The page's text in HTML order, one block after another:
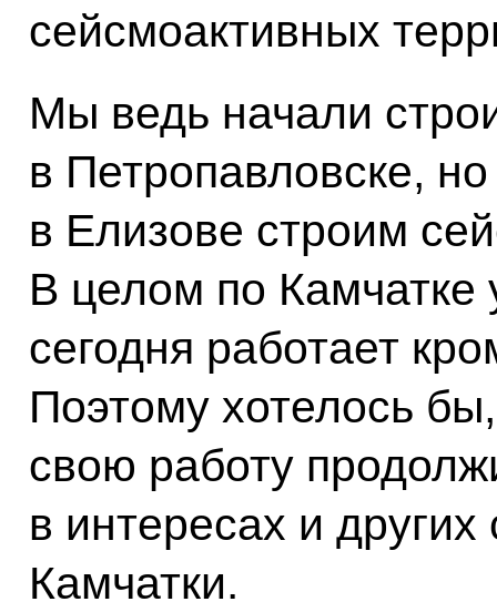
сейсмоактивных
Мы ведь начали
в Петропавловске,
в Елизове строим
В целом по Камчатке
сегодня работает
Поэтому хотелось
свою работу
в интересах и других
Камчатки.